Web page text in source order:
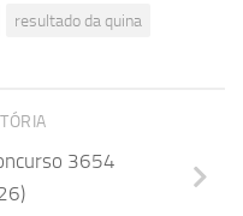
resultado da quina
3654